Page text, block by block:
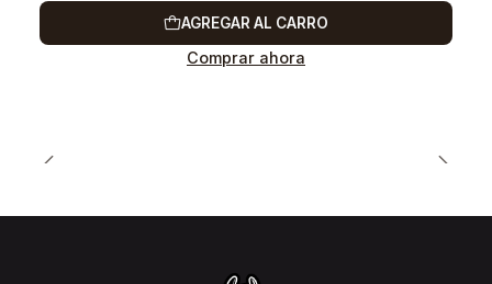
AGREGAR AL CARRO
Comprar ahora